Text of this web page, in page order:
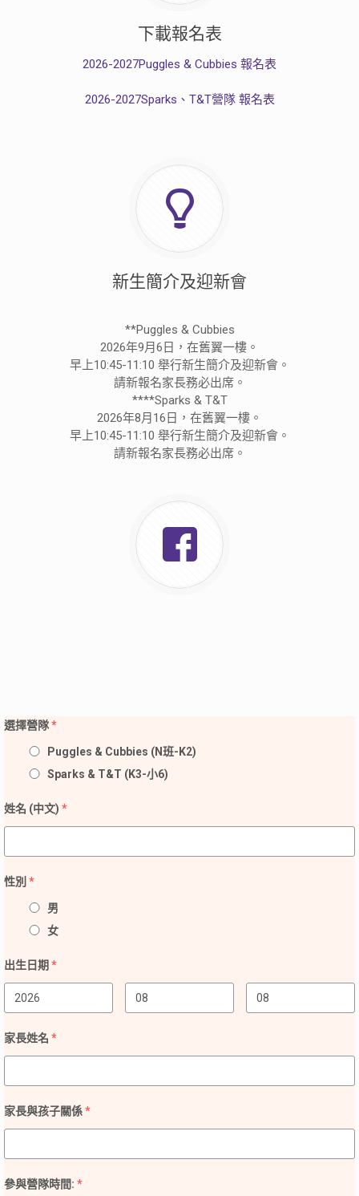
下載報名表
2026-2027Puggles & Cubbies 報名表
2026-2027Sparks、T&T營隊 報名表
新生簡介及迎新會
**Puggles & Cubbies
2026年9月6日，在舊翼一樓。
早上10:45-11:10 舉行新生簡介及迎新會。
請新報名家長務必出席。
****Sparks & T&T
2026年8月16日，在舊翼一樓。
早上10:45-11:10 舉行新生簡介及迎新會。
請新報名家長務必出席。
選擇營隊*
Puggles & Cubbies (N班-K2)
Sparks & T&T (K3-小6)
姓名 (中文) *
性別 *
男
女
出生日期 *
家長姓名 *
家長與孩子關係*
參與營隊時間: *